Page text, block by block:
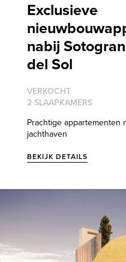
Exclusieve
nabij
del Sol
VERKOCHT
2 SLAAPKAMERS
Prachtige appartementen
jachthaven
BEKIJK DETAILS